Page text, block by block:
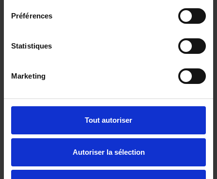
Préférences
Statistiques
Marketing
Tout autoriser
Autoriser la sélection
2.0 TDI 115ch STYLE XL
24 890€
408.17 €/mois